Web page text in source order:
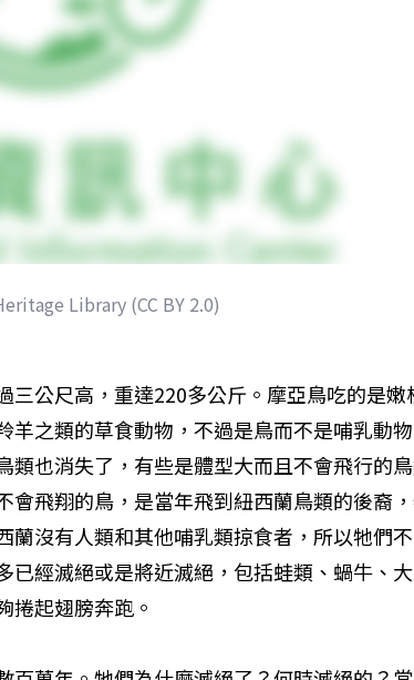
Library (CC BY 2.0)
三公尺高，重達220多公斤。摩亞鳥吃的是嫩
羊之類的草食動物，不過是鳥而不是哺乳動
也消失了，有些是體型大而且不會飛行的鳥
會飛翔的鳥，是當年飛到紐西蘭鳥類的後裔
蘭沒有人類和其他哺乳類掠食者，所以牠們
已經滅絕或是將近滅絕，包括蛙類、蝸牛、
捲起翅膀奔跑。